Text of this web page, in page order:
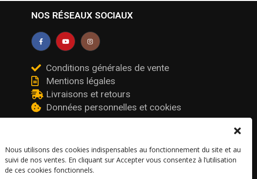
Nous utilisons des cookies indispensables au fonctionnement du site et au
suivi de nos ventes. En cliquant sur Accepter vous consentez à l’utilisation
de ces cookies fonctionnels.
NOS RÉSEAUX SOCIAUX
Conditions générales de vente
Mentions légales
Livraisons et retours
Données personnelles et cookies